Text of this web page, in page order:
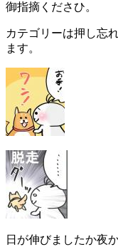
御指摘くださひ。
カテゴリーは押し忘
ます。
日が伸びましたか夜